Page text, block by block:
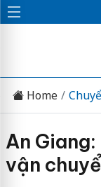
Home
An
vận